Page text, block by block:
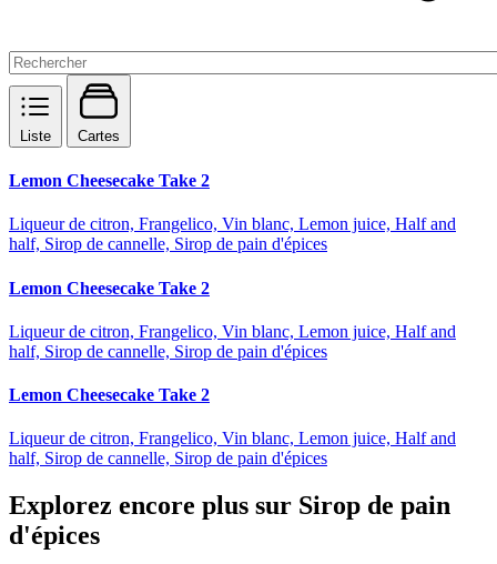
Liste Cartes
Lemon Cheesecake Take 2
Liqueur de citron, Frangelico, Vin blanc, Lemon juice, Half and
half, Sirop de cannelle, Sirop de pain d'épices
Lemon Cheesecake Take 2
Liqueur de citron, Frangelico, Vin blanc, Lemon juice, Half and
half, Sirop de cannelle, Sirop de pain d'épices
Lemon Cheesecake Take 2
Liqueur de citron, Frangelico, Vin blanc, Lemon juice, Half and
half, Sirop de cannelle, Sirop de pain d'épices
Explorez encore plus sur Sirop de pain
d'épices